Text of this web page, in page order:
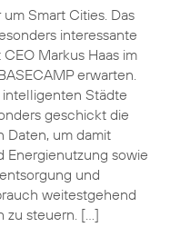
Smart Cities. Das
interessante
Markus Haas im
erwarten.
Städte
geschickt die
Daten, um damit
Energienutzung sowie
und
weitestgehend
zu steuern. […]